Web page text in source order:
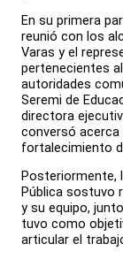
En su primera
reunió con los
Varas y el
pertenecientes
autoridades
Seremi de
directora
conversó
fortalecimiento
Posteriormente,
Pública sostuvo
y su equipo,
tuvo como
articular el